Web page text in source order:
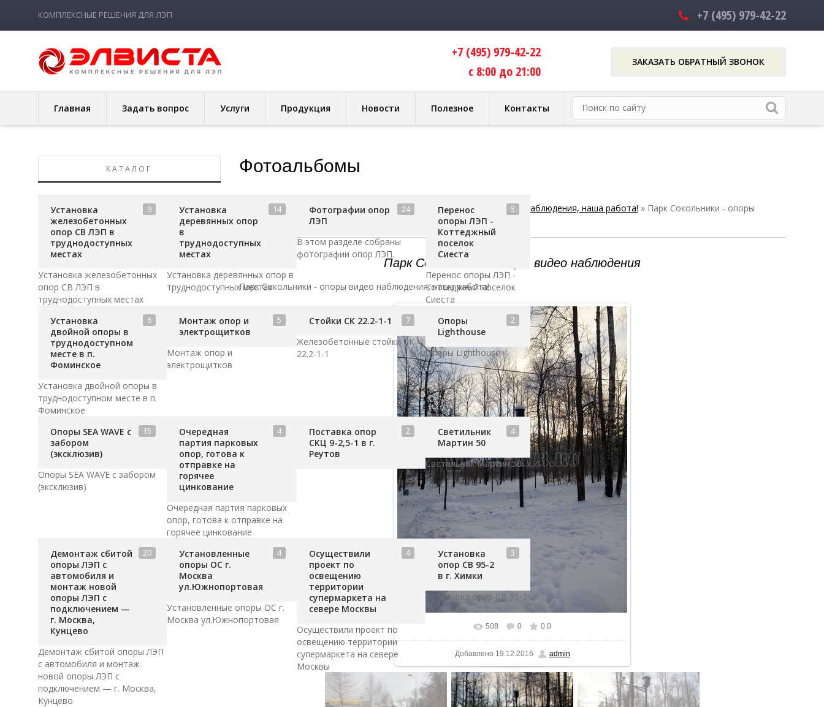
КОМПЛЕКСНЫЕ РЕШЕНИЯ ДЛЯ ЛЭП +7 (495) 979-42-22
ЗАКАЗАТЬ ОБРАТНЫЙ ЗВОНОК
+7 (495) 979-42-22
с 8:00 до 21:00
Главная Задать вопрос Услуги Продукция Новости Полезное Контакты
Фотоальбомы
Главная » Фотоальбом»Работы»Парк Сокольники - опоры видео наблюдения, наша работа! » Парк Сокольники - опоры
видео наблюдения
Парк Сокольники - опоры видео наблюдения
Парк Сокольники - опоры видео наблюдения, наша работа!
В реальном размере 1000x1333
508 0 0.0
Добавлено 19.12.2016 admin
КАТАЛОГ
Установка
железобетонных
опор CВ ЛЭП в
труднодоступных
местах
9
Установка железобетонных
опор CВ ЛЭП в
труднодоступных местах
Установка
деревянных опор
в
труднодоступных
местах
14
Установка деревянных опор в
труднодоступных местах
Фотографии опор
ЛЭП
24
В этом разделе собраны
фотографии опор ЛЭП.
Перенос
опоры ЛЭП -
Коттеджный
поселок
Сиеста
5
Перенос опоры ЛЭП -
Коттеджный поселок
Сиеста
Установка
двойной опоры в
труднодоступном
месте в п.
Фоминское
6
Установка двойной опоры в
труднодоступном месте в п.
Фоминское
Монтаж опор и
электрощитков
5
Монтаж опор и
электрощитков
Стойки СК 22.2-1-1 7
Железобетонные стойки СК
22.2-1-1
Опоры
Lighthouse
2
Опоры Lighthouse
Опоры SEA WAVE с
забором
(эксклюзив)
15
Опоры SEA WAVE с забором
(эксклюзив)
Очередная
партия парковых
опор, готова к
отправке на
горячее
цинкование
4
Очередная партия парковых
опор, готова к отправке на
горячее цинкование
Поставка опор
СКЦ 9-2,5-1 в г.
Реутов
2
Светильник
Мартин 50
4
Светильник Мартин 50
Демонтаж сбитой
опоры ЛЭП с
автомобиля и
монтаж новой
опоры ЛЭП с
подключением —
г. Москва,
Кунцево
20
Демонтаж сбитой опоры ЛЭП
с автомобиля и монтаж
новой опоры ЛЭП с
подключением — г. Москва,
Кунцево
Установленные
опоры ОС г.
Москва
ул.Южнопортовая
4
Установленные опоры ОС г.
Москва ул.Южнопортовая
Осуществили
проект по
освещению
территории
супермаркета на
севере Москвы
4
Осуществили проект по
освещению территории
супермаркета на севере
Москвы
Установка
опор СВ 95-2
в г. Химки
3
Установка опор СВ 95-2
в г. Химки